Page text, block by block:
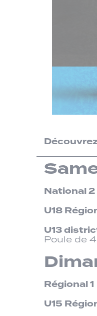
National 2
U18
U13
Poule de 4
Régional 1
U15